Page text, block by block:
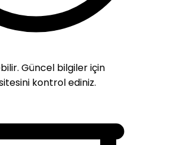
Güncel bilgiler için
kontrol ediniz.